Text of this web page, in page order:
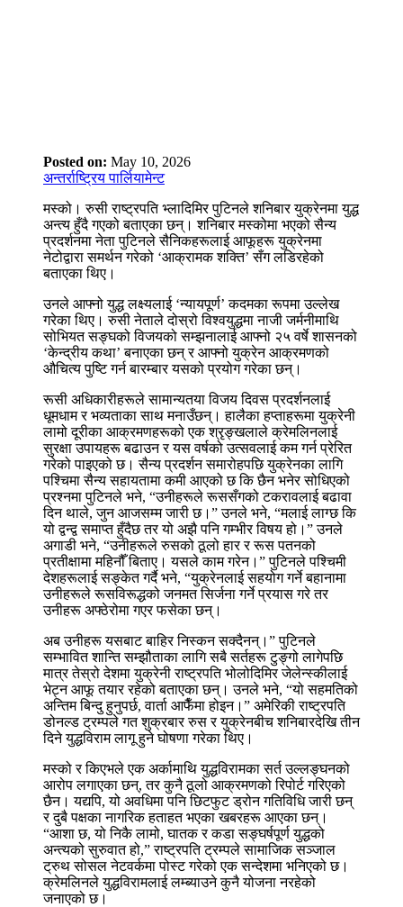
Posted on: May 10, 2026
अन्तर्राष्ट्रिय पार्लियामेन्ट
मस्को। रुसी राष्ट्रपति भ्लादिमिर पुटिनले शनिबार युक्रेनमा युद्ध
अन्त्य हुँदै गएको बताएका छन्। शनिबार मस्कोमा भएको सैन्य
प्रदर्शनमा नेता पुटिनले सैनिकहरूलाई आफूहरू युक्रेनमा
नेटोद्वारा समर्थन गरेको ‘आक्रामक शक्ति’ सँग लडिरहेको
बताएका थिए।
उनले आफ्नो युद्ध लक्ष्यलाई ‘न्यायपूर्ण’ कदमका रूपमा उल्लेख
गरेका थिए। रुसी नेताले दोस्रो विश्वयुद्धमा नाजी जर्मनीमाथि
सोभियत सङ्घको विजयको सम्झनालाई आफ्नो २५ वर्षे शासनको
‘केन्द्रीय कथा’ बनाएका छन् र आफ्नो युक्रेन आक्रमणको
औचित्य पुष्टि गर्न बारम्बार यसको प्रयोग गरेका छन्।
रूसी अधिकारीहरूले सामान्यतया विजय दिवस प्रदर्शनलाई
धूमधाम र भव्यताका साथ मनाउँछन्। हालैका हप्ताहरूमा युक्रेनी
लामो दूरीका आक्रमणहरूको एक श्रृङ्खलाले क्रेमलिनलाई
सुरक्षा उपायहरू बढाउन र यस वर्षको उत्सवलाई कम गर्न प्रेरित
गरेको पाइएको छ। सैन्य प्रदर्शन समारोहपछि युक्रेनका लागि
पश्चिमा सैन्य सहायतामा कमी आएको छ कि छैन भनेर सोधिएको
प्रश्नमा पुटिनले भने, “उनीहरूले रूससँगको टकरावलाई बढावा
दिन थाले, जुन आजसम्म जारी छ।” उनले भने, “मलाई लाग्छ कि
यो द्वन्द्व समाप्त हुँदैछ तर यो अझै पनि गम्भीर विषय हो।” उनले
अगाडी भने, “उनीहरूले रुसको ठूलो हार र रूस पतनको
प्रतीक्षामा महिनौँ बिताए। यसले काम गरेन।” पुटिनले पश्चिमी
देशहरूलाई सङ्केत गर्दै भने, “युक्रेनलाई सहयोग गर्ने बहानामा
उनीहरूले रूसविरूद्धको जनमत सिर्जना गर्ने प्रयास गरे तर
उनीहरू अफ्ठेरोमा गएर फसेका छन्।
अब उनीहरू यसबाट बाहिर निस्कन सक्दैनन्।” पुटिनले
सम्भावित शान्ति सम्झौताका लागि सबै सर्तहरू टुङ्गो लागेपछि
मात्र तेस्रो देशमा युक्रेनी राष्ट्रपति भोलोदिमिर जेलेन्स्कीलाई
भेट्न आफू तयार रहेको बताएका छन्। उनले भने, “यो सहमतिको
अन्तिम बिन्दु हुनुपर्छ, वार्ता आफैँमा होइन।” अमेरिकी राष्ट्रपति
डोनल्ड ट्रम्पले गत शुक्रबार रुस र युक्रेनबीच शनिबारदेखि तीन
दिने युद्धविराम लागू हुने घोषणा गरेका थिए।
मस्को र किएभले एक अर्कामाथि युद्धविरामका सर्त उल्लङ्घनको
आरोप लगाएका छन्, तर कुनै ठूलो आक्रमणको रिपोर्ट गरिएको
छैन। यद्यपि, यो अवधिमा पनि छिटफुट ड्रोन गतिविधि जारी छन्
र दुबै पक्षका नागरिक हताहत भएका खबरहरू आएका छन्।
“आशा छ, यो निकै लामो, घातक र कडा सङ्घर्षपूर्ण युद्धको
अन्त्यको सुरुवात हो,” राष्ट्रपति ट्रम्पले सामाजिक सञ्जाल
ट्रुथ सोसल नेटवर्कमा पोस्ट गरेको एक सन्देशमा भनिएको छ।
क्रेमलिनले युद्धविरामलाई लम्ब्याउने कुनै योजना नरहेको
जनाएको छ।